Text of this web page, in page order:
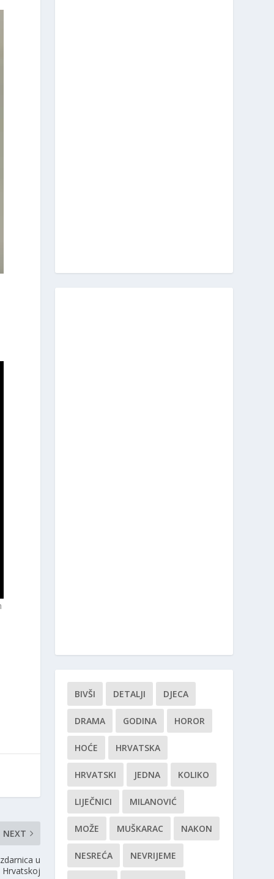
NEXT
u
Hrvatskoj
BIVŠI DETALJI DJECA
DRAMA GODINA HOROR
HOĆE HRVATSKA
HRVATSKI JEDNA KOLIKO
LIJEČNICI MILANOVIĆ
MOŽE MUŠKARAC NAKON
NESREĆA NEVRIJEME